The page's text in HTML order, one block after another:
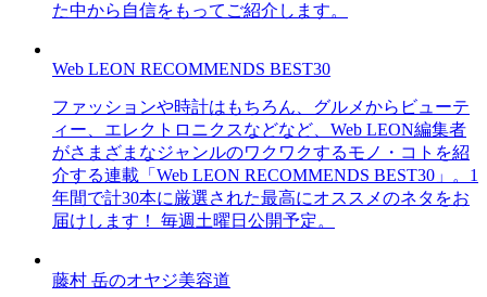
た中から自信をもってご紹介します。
Web LEON RECOMMENDS BEST30
ファッションや時計はもちろん、グルメからビューテ
ィー、エレクトロニクスなどなど、Web LEON編集者
がさまざまなジャンルのワクワクするモノ・コトを紹
介する連載「Web LEON RECOMMENDS BEST30」。1
年間で計30本に厳選された最高にオススメのネタをお
届けします！ 毎週土曜日公開予定。
藤村 岳のオヤジ美容道